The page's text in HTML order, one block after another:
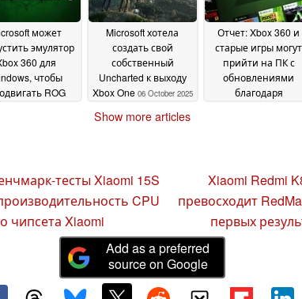
может
эмулятор
360 для
чтобы
ROG
Microsoft хотела
создать свой
собственный
Uncharted к выходу
Xbox One 06 October 2025
Отчет: Xbox 360 и
старые игры могут
прийти на ПК с
обновлениями
благодаря
Show more articles
тесты Xiaomi 15S
CPU
чипсета Xiaomi
Xiaomi Redmi
превосходит
первых
Add as a preferred
source on Google